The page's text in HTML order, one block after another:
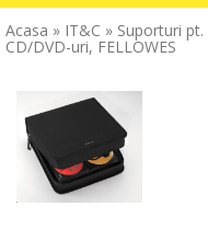
Acasa » IT&C » Suporturi
CD/DVD-uri, FELLOWES